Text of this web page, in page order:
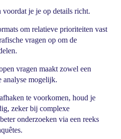
voordat je je op details richt.
om relatieve prioriteiten vast
vragen op om de
vragen maakt zowel een
analyse mogelijk.
te voorkomen, houd je
zeker bij complexe
onderzoeken via een reeks